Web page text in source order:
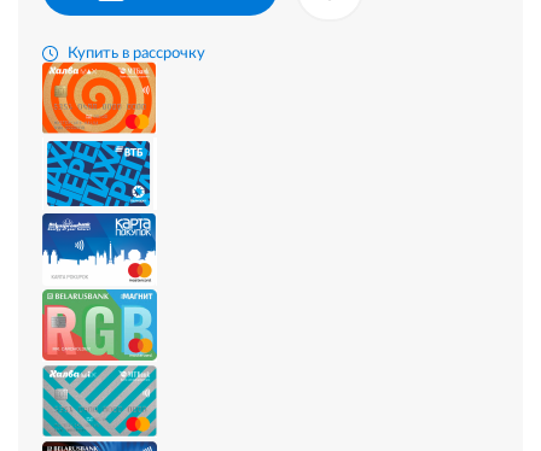
Купить в рассрочку